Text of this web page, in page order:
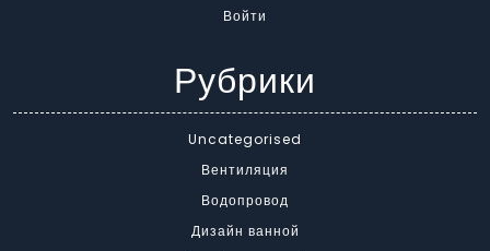
Войти
Рубрики
Uncategorised
Вентиляция
Водопровод
Дизайн ванной